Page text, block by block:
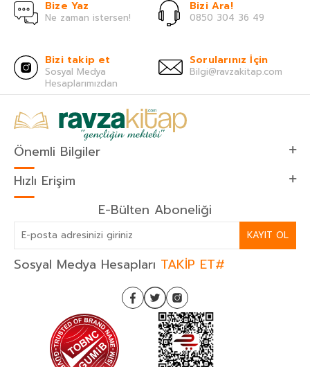
Bize Yaz
Ne zaman istersen!
Bizi Ara!
0850 304 36 49
Bizi takip et
Sosyal Medya
Hesaplarımızdan
Sorularınız İçin
Bilgi@ravzakitap.com
Önemli Bilgiler
Hızlı Erişim
E-Bülten Aboneliği
KAYIT OL
Sosyal Medya Hesapları TAKİP ET#